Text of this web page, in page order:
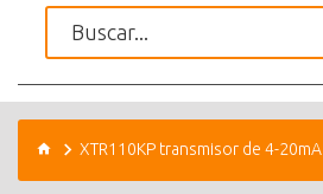
XTR110KP transmisor de 4-20mA